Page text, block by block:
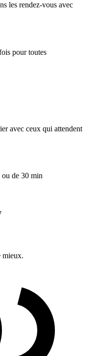
les rendez-vous avec
pour toutes
avec ceux qui attendent
de 30 min
mieux.